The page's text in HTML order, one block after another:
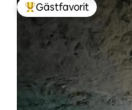
Populär gästfavorit
Gästfavorit